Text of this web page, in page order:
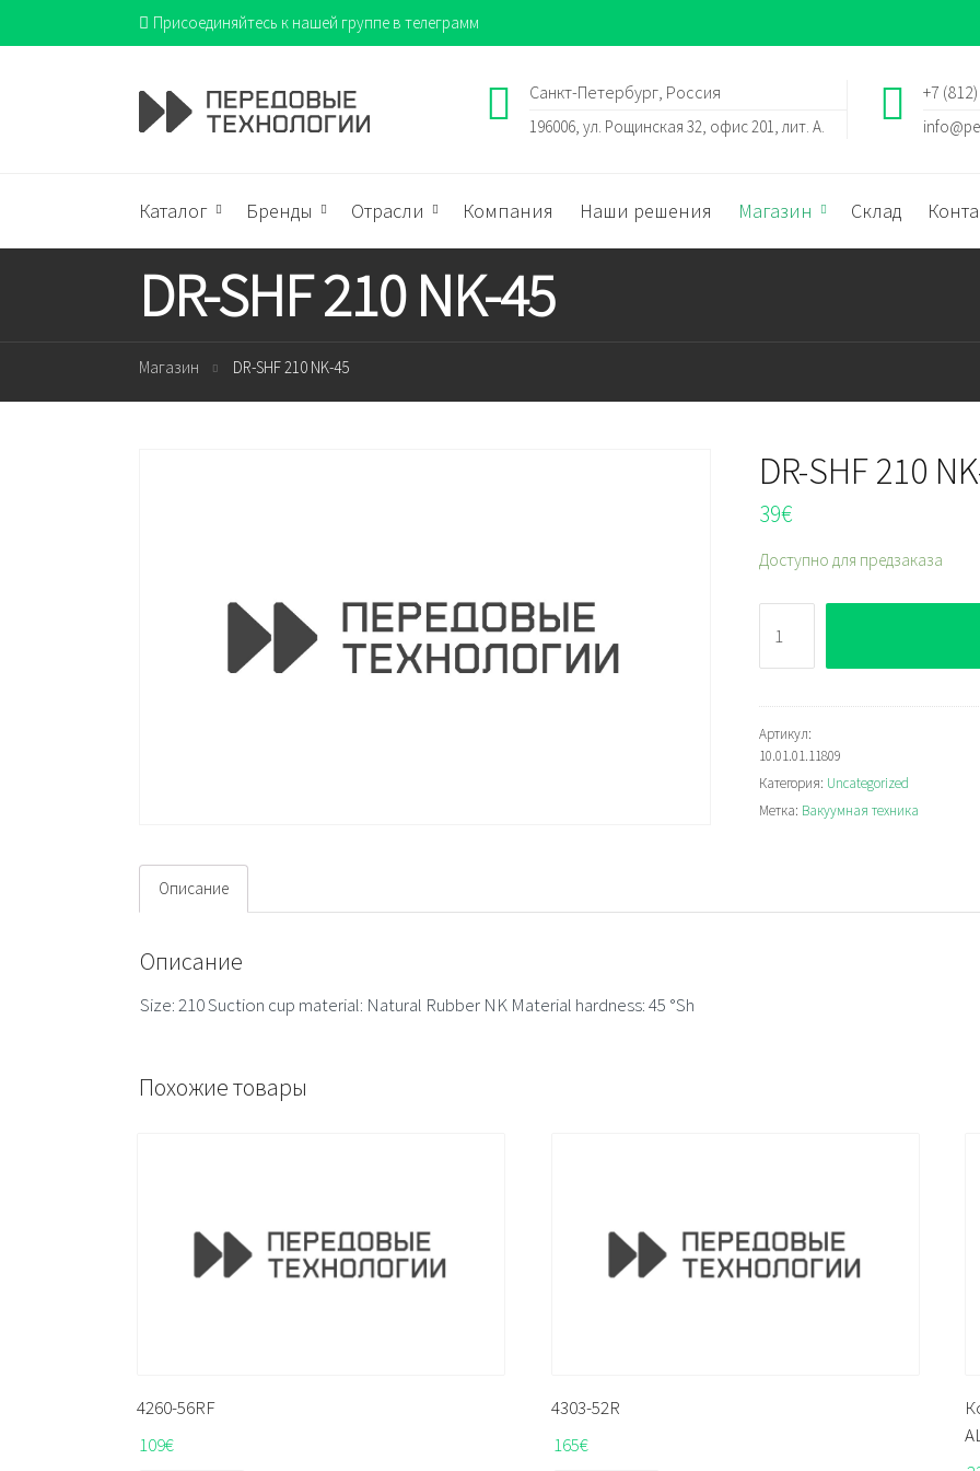
Присоединяйтесь к нашей группе в телеграмм
+7
Санкт-Петербург, Россия
196006, ул. Рощинская 32, офис 201, лит. А.
Каталог Бренды Отрасли Компания Наши решения Магазин Склад
DR-SHF 210 NK-45
Магазин DR-SHF 210 NK-45
DR-SHF 210
39€
Доступно для предзаказа
DR-
SHF
210
NK-
45
Артикул:
10.01.01.11809
Категория: Uncategorized
Метка: Вакуумная техника
Описание
Описание
Size: 210 Suction cup material: Natural Rubber NK Material hardness: 45 °Sh
Похожие товары
4260-56RF
109€
4303-52R
165€